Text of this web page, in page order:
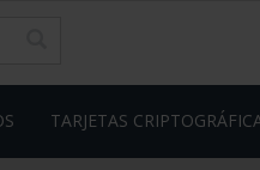
TARJETAS